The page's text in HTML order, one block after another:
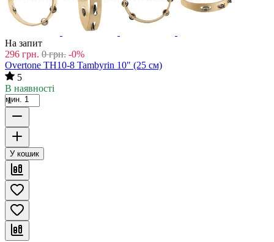
На запит
296 грн. 0 грн. -0%
Overtone TH10-8 Tambyrin 10" (25 см)
5
В наявності
мин. 1
У кошик